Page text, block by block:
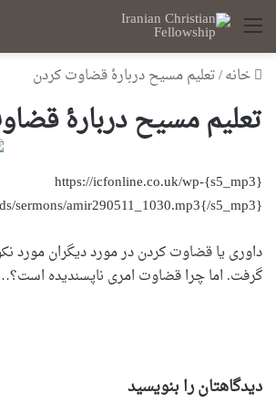
منو
خانه/تعلیم مسیح دربارۀ قضاوت کردن
تعلیم مسیح دربارۀ
{s5_mp3}https://icfonline.co.uk/wp-
sermons/amir290511_1030.mp3{/s5_mp3}
داوری یا قضاوت کردن در مورد دیگران مورد
گرفت. اما چرا قضاوت امری ناپسندیده
دیدگاهتان را بنویسید